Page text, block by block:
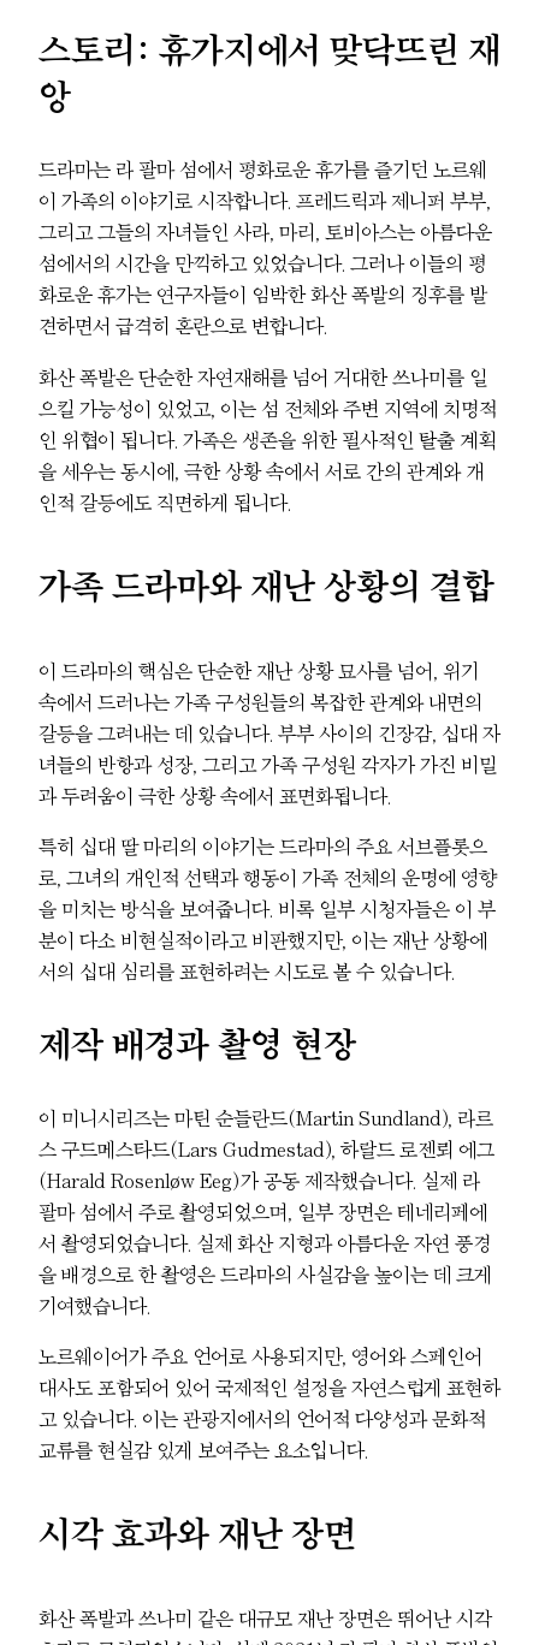
스토리: 휴가지에서 맞닥뜨린 재
앙
드라마는 라 팔마 섬에서 평화로운 휴가를 즐기던 노르웨
이 가족의 이야기로 시작합니다. 프레드릭과 제니퍼 부부,
그리고 그들의 자녀들인 사라, 마리, 토비아스는 아름다운
섬에서의 시간을 만끽하고 있었습니다. 그러나 이들의 평
화로운 휴가는 연구자들이 임박한 화산 폭발의 징후를 발
견하면서 급격히 혼란으로 변합니다.
화산 폭발은 단순한 자연재해를 넘어 거대한 쓰나미를 일
으킬 가능성이 있었고, 이는 섬 전체와 주변 지역에 치명적
인 위협이 됩니다. 가족은 생존을 위한 필사적인 탈출 계획
을 세우는 동시에, 극한 상황 속에서 서로 간의 관계와 개
인적 갈등에도 직면하게 됩니다.
가족 드라마와 재난 상황의 결합
이 드라마의 핵심은 단순한 재난 상황 묘사를 넘어, 위기
속에서 드러나는 가족 구성원들의 복잡한 관계와 내면의
갈등을 그려내는 데 있습니다. 부부 사이의 긴장감, 십대 자
녀들의 반항과 성장, 그리고 가족 구성원 각자가 가진 비밀
과 두려움이 극한 상황 속에서 표면화됩니다.
특히 십대 딸 마리의 이야기는 드라마의 주요 서브플롯으
로, 그녀의 개인적 선택과 행동이 가족 전체의 운명에 영향
을 미치는 방식을 보여줍니다. 비록 일부 시청자들은 이 부
분이 다소 비현실적이라고 비판했지만, 이는 재난 상황에
서의 십대 심리를 표현하려는 시도로 볼 수 있습니다.
제작 배경과 촬영 현장
이 미니시리즈는 마틴 순들란드(Martin Sundland), 라르
스 구드메스타드(Lars Gudmestad), 하랄드 로젠뢰 에그
(Harald Rosenløw Eeg)가 공동 제작했습니다. 실제 라
팔마 섬에서 주로 촬영되었으며, 일부 장면은 테네리페에
서 촬영되었습니다. 실제 화산 지형과 아름다운 자연 풍경
을 배경으로 한 촬영은 드라마의 사실감을 높이는 데 크게
기여했습니다.
노르웨이어가 주요 언어로 사용되지만, 영어와 스페인어
대사도 포함되어 있어 국제적인 설정을 자연스럽게 표현하
고 있습니다. 이는 관광지에서의 언어적 다양성과 문화적
교류를 현실감 있게 보여주는 요소입니다.
시각 효과와 재난 장면
화산 폭발과 쓰나미 같은 대규모 재난 장면은 뛰어난 시각